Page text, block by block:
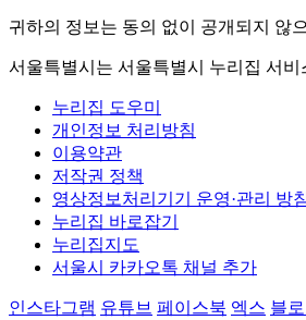
귀하의 정보는 동의 없이 공개되지 않
서울특별시는 서울특별시 누리집 서
누리집 도우미
개인정보 처리방침
이용약관
저작권 정책
영상정보처리기기 운영·관리 방
누리집 바로잡기
누리집지도
서울시 카카오톡 채널 추가
인스타그램 유튜브 페이스북 엑스 블